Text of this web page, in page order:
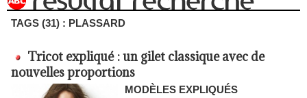
TAGS (31) : PLASSARD
Tricot expliqué : un gilet classique avec de
nouvelles proportions
MODÈLES EXPLIQUÉS